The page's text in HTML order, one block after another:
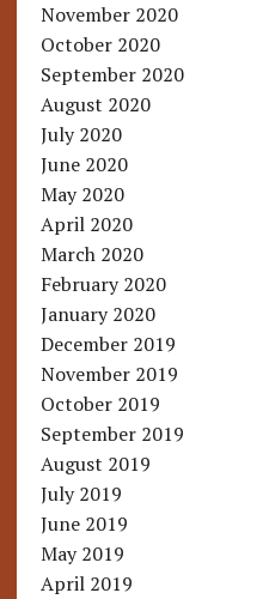
November 2020
October 2020
September 2020
August 2020
July 2020
June 2020
May 2020
April 2020
March 2020
February 2020
January 2020
December 2019
November 2019
October 2019
September 2019
August 2019
July 2019
June 2019
May 2019
April 2019